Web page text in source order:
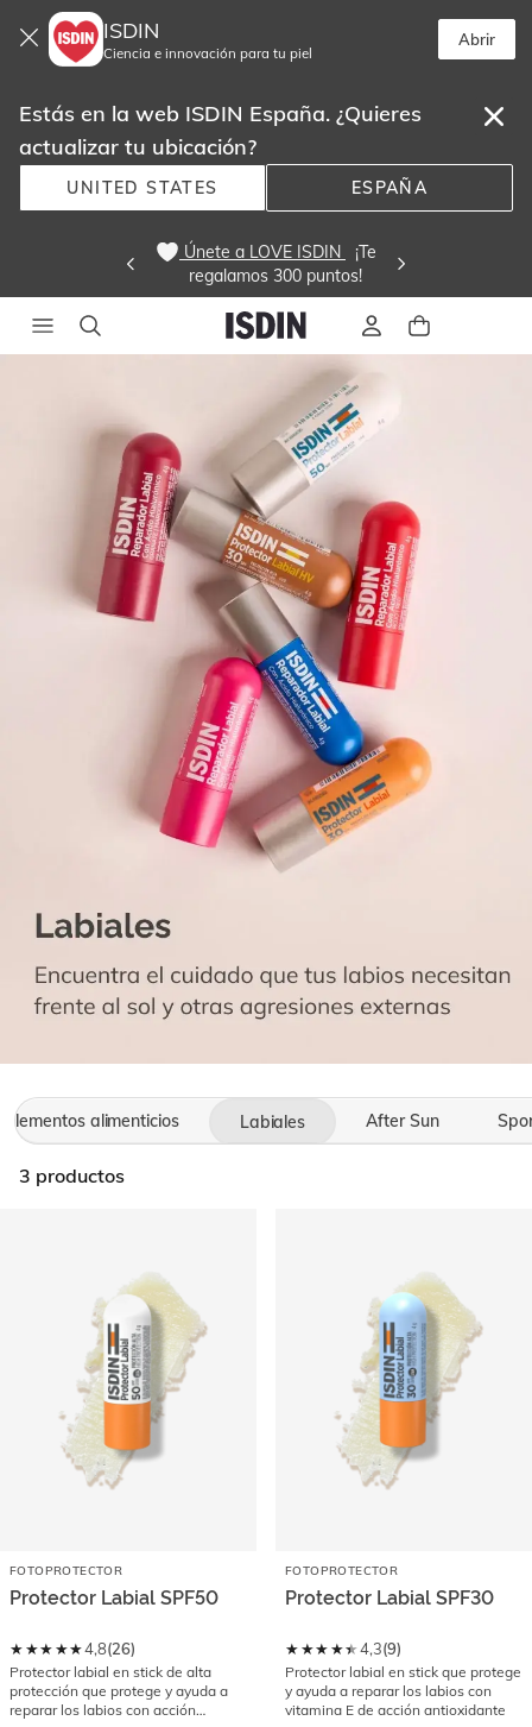
ISDIN
Ciencia e innovación para tu piel
Abrir
Estás en la web ISDIN España. ¿Quieres
actualizar tu ubicación?
UNITED STATES ESPAÑA
Únete a LOVE ISDIN
¡Te
regalamos 300 puntos!
alimenticios Labiales After Sun
3 productos
FOTOPROTECTOR
Protector Labial SPF50
★★★★★4,8(26)
Protector labial en stick de alta
protección que protege y ayuda a
reparar los labios con acción
FOTOPROTECTOR
Protector Labial SPF30
★★★★★4,3(9)
Protector labial en stick que protege
y ayuda a reparar los labios con
vitamina E de acción antioxidante